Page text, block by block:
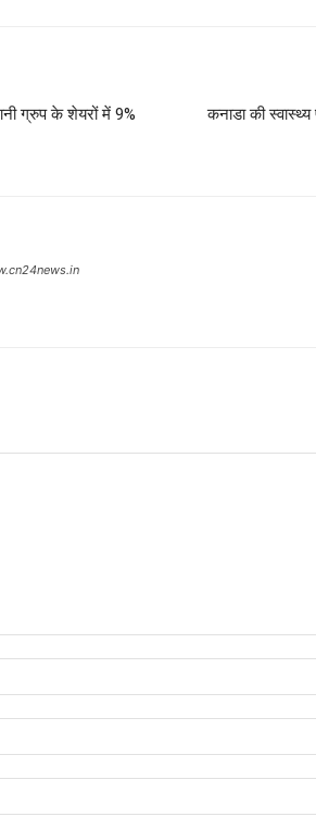
ग्रुप के शेयरों में 9%
कनाडा की